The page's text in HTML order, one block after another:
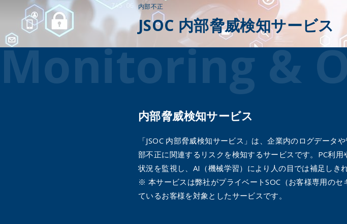
サーバーセキュリティ 監視・運用
NDR 監視・運用
クラウドWAF 監視・運用
JSOC MSS Lite for Global biz.
内部不正
JSOC 内部脅威検知サービス
Monitoring &
内部脅威検知サービス
「JSOC 内部脅威検知サービス」は、企業内のログデー
部不正に関連するリスクを検知するサービスです。​PC利
状況を監視し、AI（機械学習）により人の目では補足しき
※ 本サービスは弊社がプライベートSOC（お客様専用の
ているお客様を対象としたサービスです。